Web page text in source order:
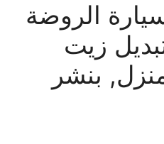
الروضة
تبديل زيت
بنشر